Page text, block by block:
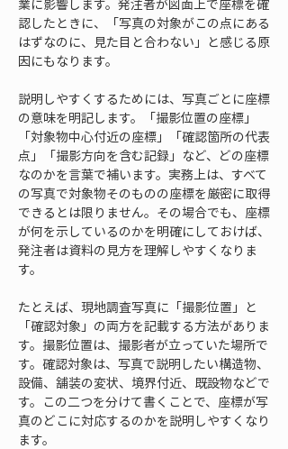
業に影響します。発注者が図面上で座標を確
認したときに、「写真の対象がこの点にある
はずなのに、見た目と合わない」と感じる原
因にもなります。
説明しやすくするためには、写真ごとに座標
の意味を明記します。「撮影位置の座標」
「対象物中心付近の座標」「確認箇所の代表
点」「撮影方向を含む記録」など、どの座標
なのかを言葉で補います。実務上は、すべて
の写真で対象物そのものの座標を厳密に取得
できるとは限りません。その場合でも、座標
が何を示しているのかを明確にしておけば、
発注者は資料の見方を理解しやすくなりま
す。
たとえば、現地調査写真に「撮影位置」と
「確認対象」の両方を記載する方法がありま
す。撮影位置は、撮影者が立っていた場所で
す。確認対象は、写真で説明したい構造物、
設備、舗装の変状、境界付近、既設物などで
す。この二つを分けて書くことで、座標が写
真のどこに対応するのかを説明しやすくなり
ます。